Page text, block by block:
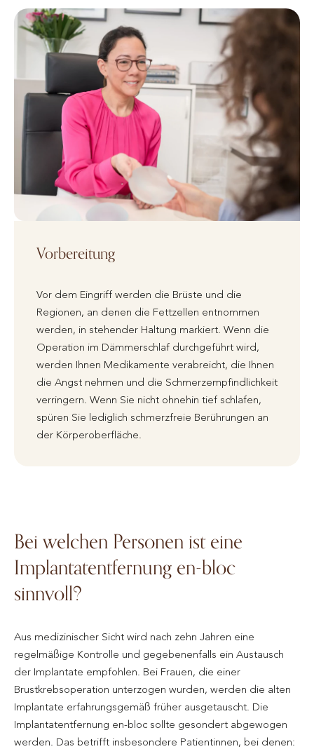
Vorbereitung
Vor dem Eingriff werden die Brüste und die
Regionen, an denen die Fettzellen entnommen
werden, in stehender Haltung markiert. Wenn die
Operation im Dämmerschlaf durchgeführt wird,
werden Ihnen Medikamente verabreicht, die Ihnen
die Angst nehmen und die Schmerzempfindlichkeit
verringern. Wenn Sie nicht ohnehin tief schlafen,
spüren Sie lediglich schmerzfreie Berührungen an
der Körperoberfläche.
Bei welchen Personen ist eine
Implantatentfernung en-bloc
sinnvoll?
Aus medizinischer Sicht wird nach zehn Jahren eine
regelmäßige Kontrolle und gegebenenfalls ein Austausch
der Implantate empfohlen. Bei Frauen, die einer
Brustkrebsoperation unterzogen wurden, werden die alten
Implantate erfahrungsgemäß früher ausgetauscht. Die
Implantatentfernung en-bloc sollte gesondert abgewogen
werden. Das betrifft insbesondere Patientinnen, bei denen: